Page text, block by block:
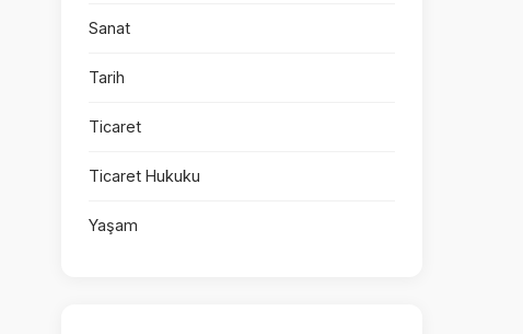
Sanat
Tarih
Ticaret
Ticaret Hukuku
Yaşam